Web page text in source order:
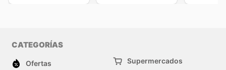
CATEGORÍAS
Ofertas
Supermercados